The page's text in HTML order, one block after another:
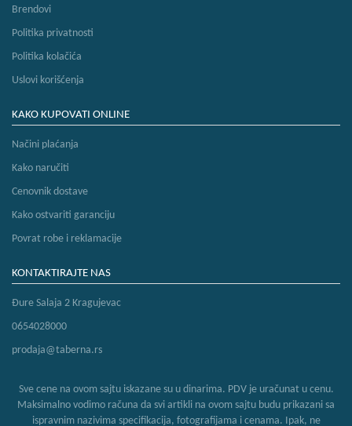
Brendovi
Politika privatnosti
Politika kolačića
Uslovi korišćenja
KAKO KUPOVATI ONLINE
Načini plaćanja
Kako naručiti
Cenovnik dostave
Kako ostvariti garanciju
Povrat robe i reklamacije
KONTAKTIRAJTE NAS
Đure Salaja 2 Kragujevac
0654028000
prodaja@taberna.rs
Sve cene na ovom sajtu iskazane su u dinarima. PDV je uračunat u cenu.
Maksimalno vodimo računa da svi artikli na ovom sajtu budu prikazani sa
ispravnim nazivima specifikacija, fotografijama i cenama. Ipak, ne